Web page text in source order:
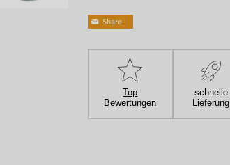
Top
Bewertungen
schnelle
Lieferung